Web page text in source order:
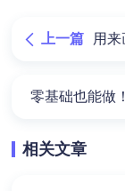
上一篇 用
零基础也能做
相关文章